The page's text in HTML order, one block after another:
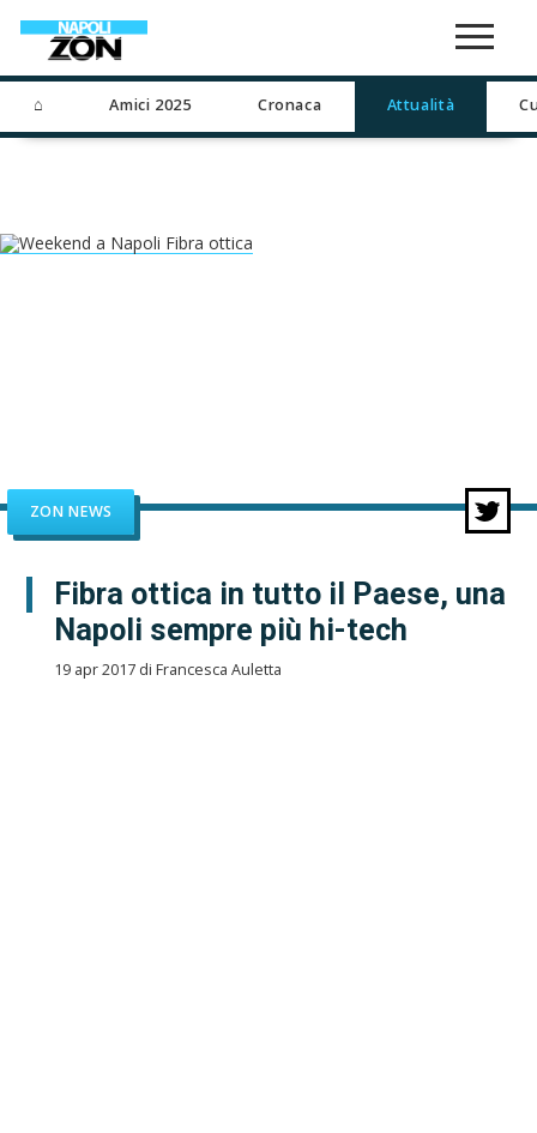
⌂ Amici 2025 Cronaca Attualità
ZON NEWS
Fibra ottica in tutto il Paese, una
Napoli sempre più hi-tech
19 apr 2017 di Francesca Auletta